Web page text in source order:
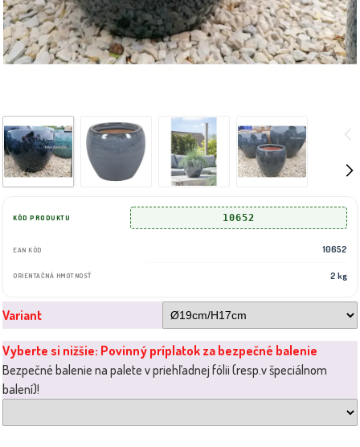
KÓD PRODUKTU 10652
EAN KÓD 10652
ORIENTAČNÁ HMOTNOSŤ 2 kg
Variant
Vyberte si nižšie: Povinný príplatok za bezpečné balenie
Bezpečné balenie na palete v priehľadnej fólii (resp.v špeciálnom
balení)!